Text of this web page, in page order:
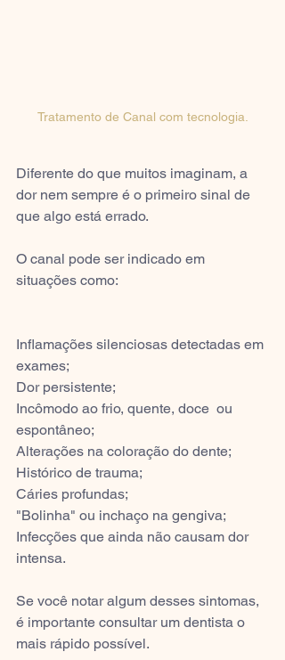
Tratamento de Canal com tecnologia.
Diferente do que muitos imaginam, a
dor nem sempre é o primeiro sinal de
que algo está errado.
O canal pode ser indicado em
situações como:
Inflamações silenciosas detectadas em
exames;
Dor persistente;
Incômodo ao frio, quente, doce  ou
espontâneo;
Alterações na coloração do dente;
Histórico de trauma;
Cáries profundas;
"Bolinha" ou inchaço na gengiva;
Infecções que ainda não causam dor
intensa.
Se você notar algum desses sintomas,
é importante consultar um dentista o
mais rápido possível.